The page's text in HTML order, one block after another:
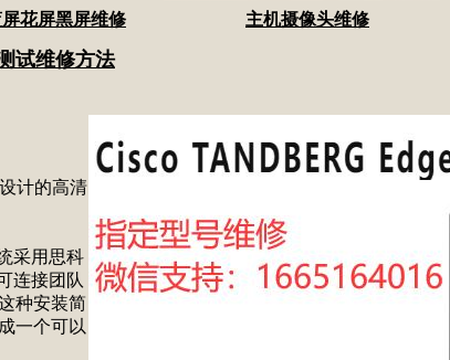
花屏黑屏维修 主机摄像头维修
试维修方法
计的高清
采用思科
连接团队
种安装简
一个可以